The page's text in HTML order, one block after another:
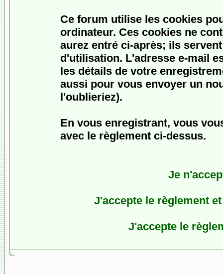
Ce forum utilise les cookies
ordinateur. Ces cookies ne
aurez entré ci-après; ils
d'utilisation. L'adresse e-mail
les détails de votre
aussi pour vous envoyer un
l'oublieriez).
En vous enregistrant, vous
avec le règlement ci-dessus.
Je
J'accepte le règlement
J'accepte le